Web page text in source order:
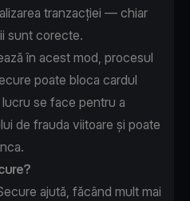
tranzacției — chiar
sunt corecte.
în acest mod, procesul
poate bloca cardul
se face pentru a
de frauda viitoare și poate
ajută, făcând mult mai